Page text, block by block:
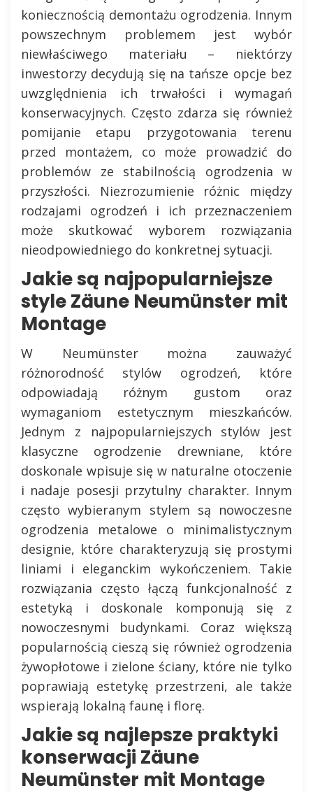
koniecznością demontażu ogrodzenia. Innym
powszechnym problemem jest wybór
niewłaściwego materiału – niektórzy
inwestorzy decydują się na tańsze opcje bez
uwzględnienia ich trwałości i wymagań
konserwacyjnych. Często zdarza się również
pomijanie etapu przygotowania terenu
przed montażem, co może prowadzić do
problemów ze stabilnością ogrodzenia w
przyszłości. Niezrozumienie różnic między
rodzajami ogrodzeń i ich przeznaczeniem
może skutkować wyborem rozwiązania
nieodpowiedniego do konkretnej sytuacji.
Jakie są najpopularniejsze
style Zäune Neumünster mit
Montage
W Neumünster można zauważyć
różnorodność stylów ogrodzeń, które
odpowiadają różnym gustom oraz
wymaganiom estetycznym mieszkańców.
Jednym z najpopularniejszych stylów jest
klasyczne ogrodzenie drewniane, które
doskonale wpisuje się w naturalne otoczenie
i nadaje posesji przytulny charakter. Innym
często wybieranym stylem są nowoczesne
ogrodzenia metalowe o minimalistycznym
designie, które charakteryzują się prostymi
liniami i eleganckim wykończeniem. Takie
rozwiązania często łączą funkcjonalność z
estetyką i doskonale komponują się z
nowoczesnymi budynkami. Coraz większą
popularnością cieszą się również ogrodzenia
żywopłotowe i zielone ściany, które nie tylko
poprawiają estetykę przestrzeni, ale także
wspierają lokalną faunę i florę.
Jakie są najlepsze praktyki
konserwacji Zäune
Neumünster mit Montage